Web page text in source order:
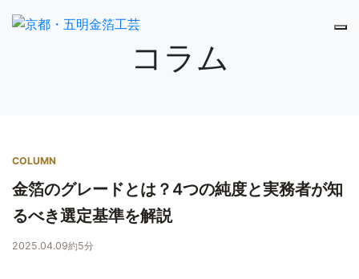
コラム
COLUMN
金箔のグレードとは？4つの純度と実務者が知
るべき選定基準を解説
2025.04.09約5分